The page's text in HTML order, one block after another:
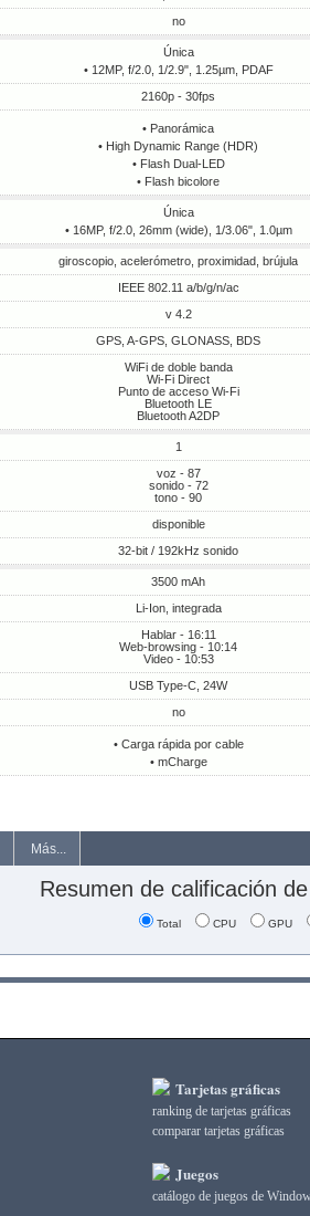
no
Única
• 12MP, f/2.0, 1/2.9", 1.25µm, PDAF
2160p - 30fps
• Panorámica
• High Dynamic Range (HDR)
• Flash Dual-LED
• Flash bicolore
Única
• 16MP, f/2.0, 26mm (wide), 1/3.06", 1.0µm
giroscopio, acelerómetro, proximidad, brújula
IEEE 802.11 a/b/g/n/ac
v 4.2
GPS, A-GPS, GLONASS, BDS
WiFi de doble banda
Wi-Fi Direct
Punto de acceso Wi-Fi
Bluetooth LE
Bluetooth A2DP
1
voz - 87
sonido - 72
tono - 90
disponible
32-bit / 192kHz sonido
3500 mAh
Li-Ion, integrada
Hablar - 16:11
Web-browsing - 10:14
Video - 10:53
USB Type-C, 24W
no
• Carga rápida por cable
• mCharge
Más...
Resumen de calificación
Total CPU GPU
Tarjetas gráficas
ranking de tarjetas gráficas
comparar tarjetas gráficas
Juegos
catálogo de juegos de